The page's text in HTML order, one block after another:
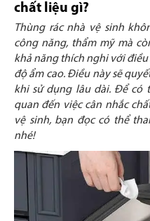
chất liệu gì?
Thùng rác nhà vệ sinh
công năng, thẩm mỹ mà
khả năng thích nghi với
độ ẩm cao. Điều này sẽ
khi sử dụng lâu dài. Để có
quan đến việc cân nhắc
vệ sinh, bạn đọc có thể
nhé!